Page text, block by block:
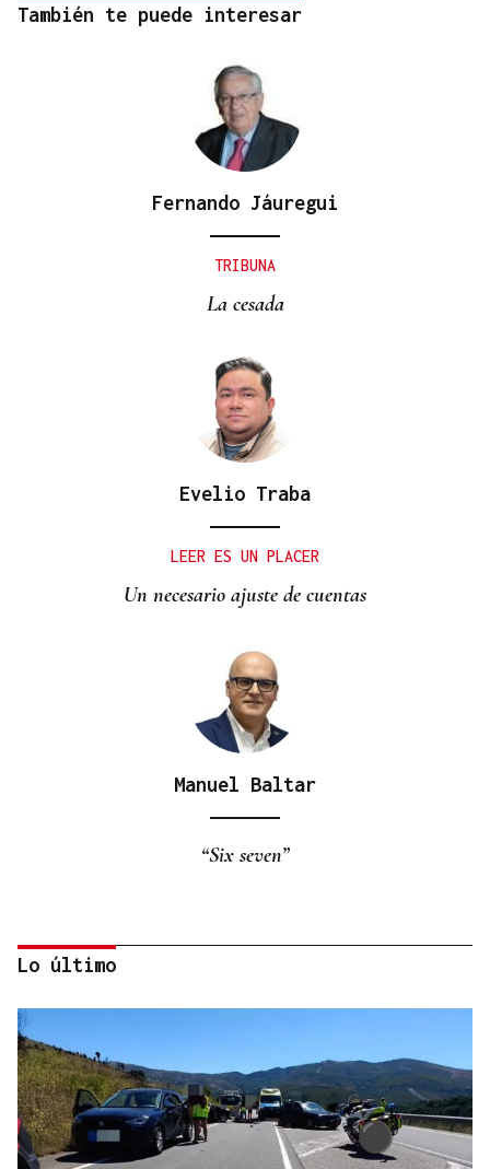
También te puede interesar
Fernando Jáuregui
TRIBUNA
La cesada
Evelio Traba
LEER ES UN PLACER
Un necesario ajuste de cuentas
Manuel Baltar
“Six seven”
Primera carrera de Ascot
Lo último